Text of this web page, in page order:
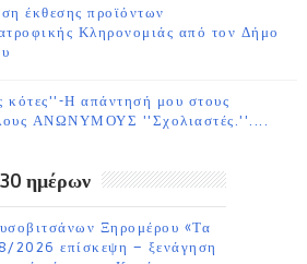
έκθεσης προϊόντων
Κληρονομιάς από τον Δήμο
κότες''-Η απάντησή μου στους
ΑΝΩΝΥΜΟΥΣ ''Σχολιαστές.''....
ημέρων
Ξηρομέρου «Τα
2026 επίσκεψη – ξενάγηση